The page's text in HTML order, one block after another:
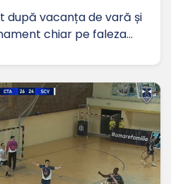
după vacanța de vară și
chiar pe faleza…